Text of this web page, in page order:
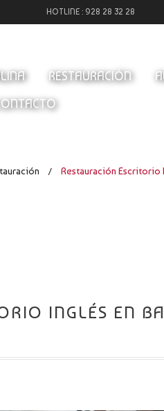
HOTLINE : 928 28 32 28
RESTAURACIÓN
/ Restauración Escritorio
INGLÉS EN